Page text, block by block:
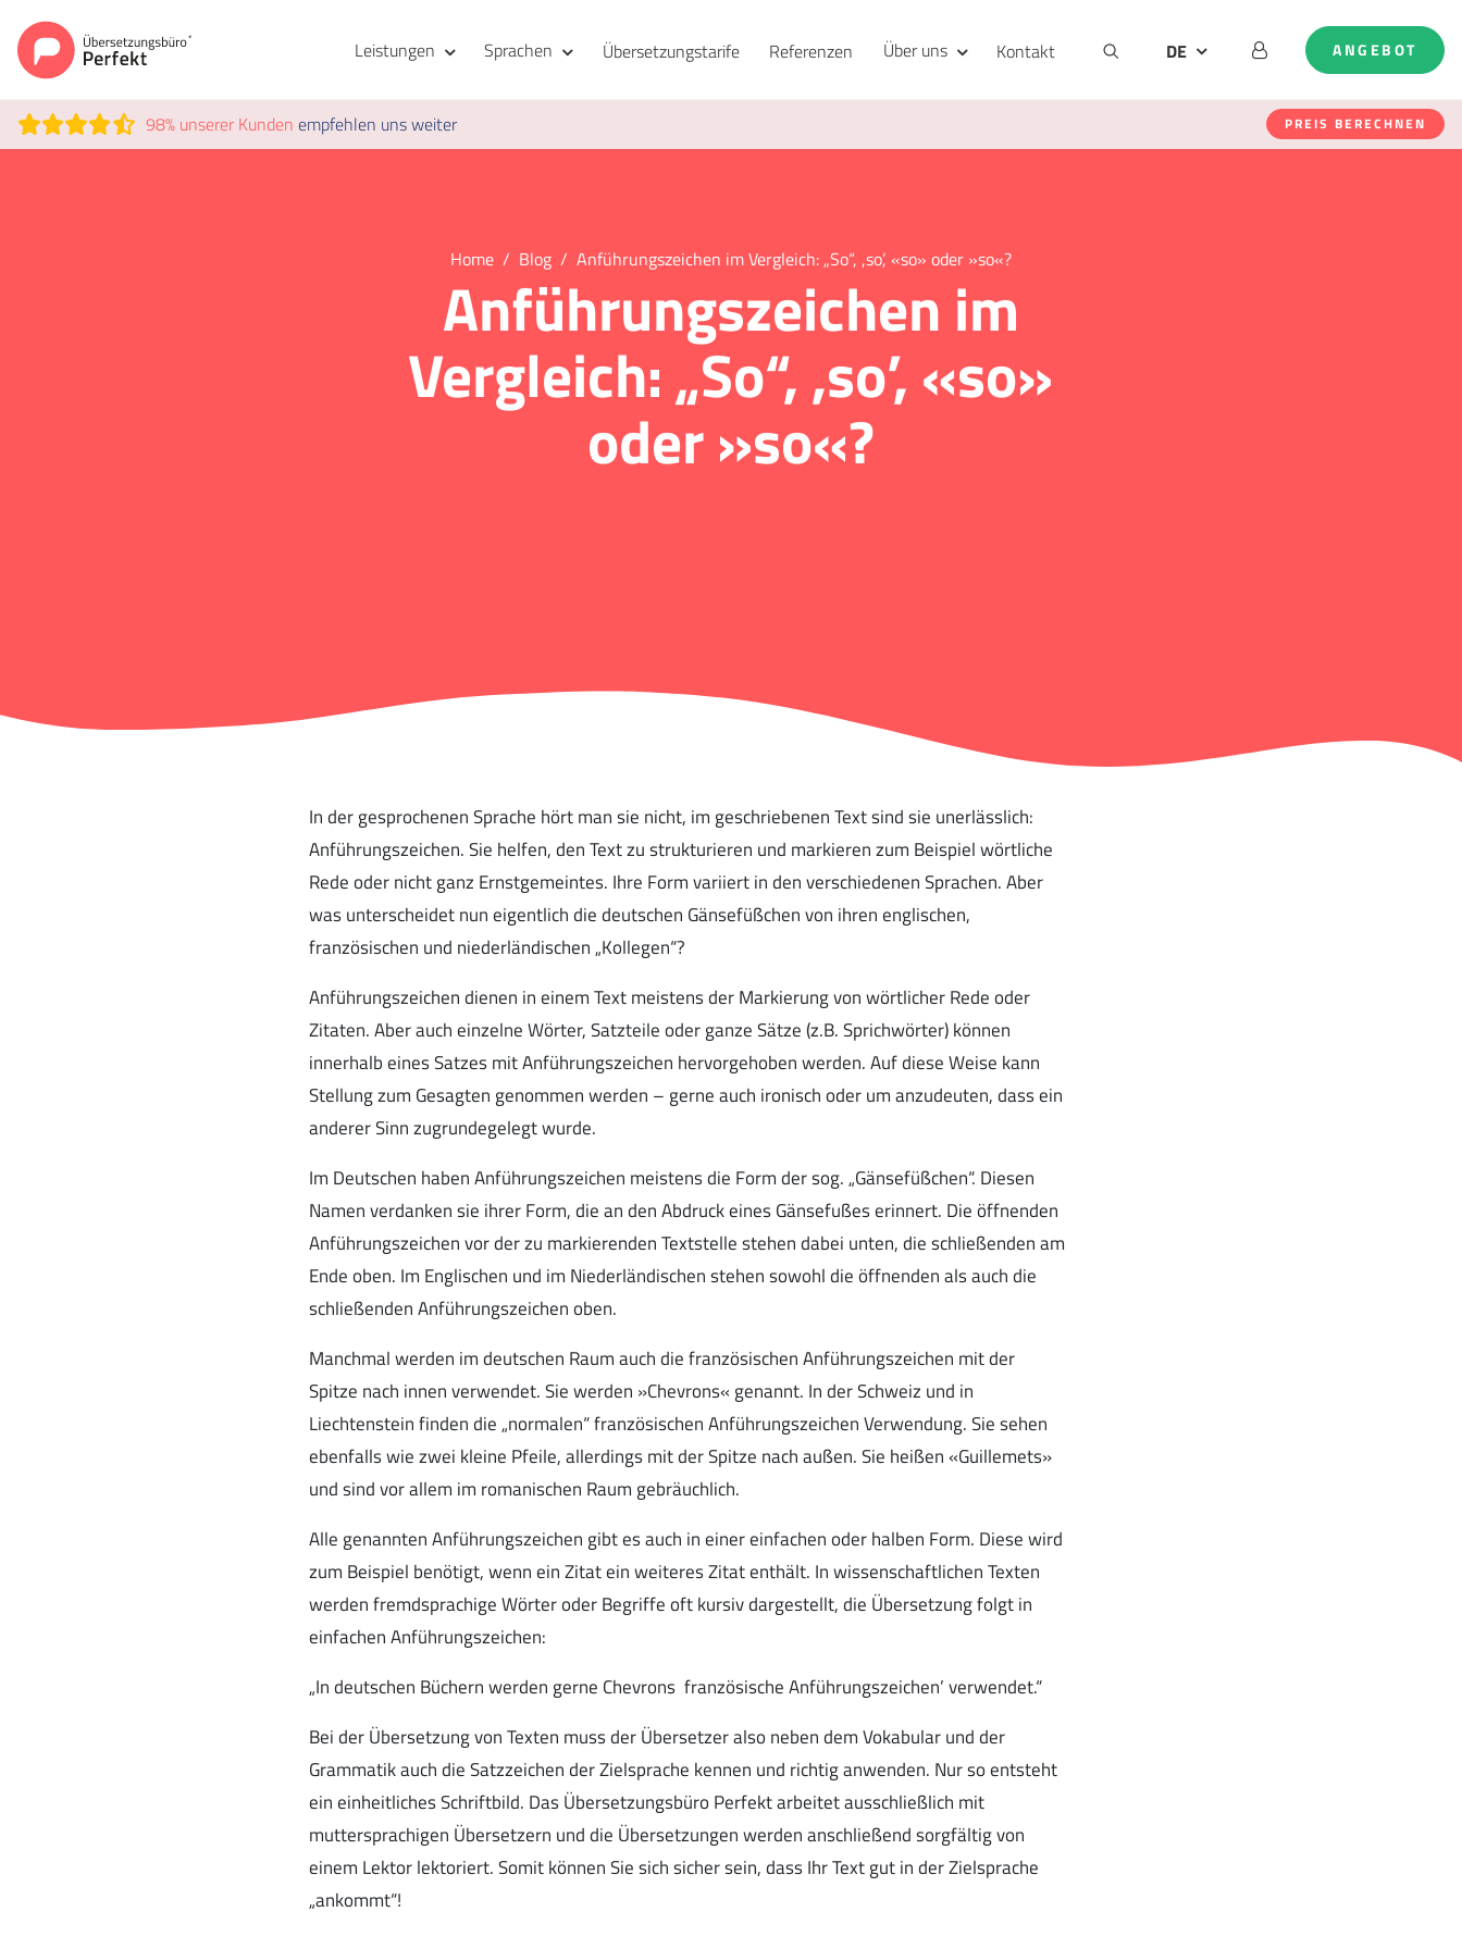
Leistungen Sprachen Übersetzungstarife Referenzen Über uns Kontakt
DE
NL
ANGEBOT
98% unserer Kunden empfehlen uns weiter PREIS BERECHNEN
Home Blog Anführungszeichen im Vergleich: „So“, ,so’, «so» oder »so«?
Anführungszeichen im
Vergleich: „So“, ,so’, «so»
oder »so«?
In der gesprochenen Sprache hört man sie nicht, im geschriebenen Text sind sie unerlässlich:
Anführungszeichen. Sie helfen, den Text zu strukturieren und markieren zum Beispiel wörtliche
Rede oder nicht ganz Ernstgemeintes. Ihre Form variiert in den verschiedenen Sprachen. Aber
was unterscheidet nun eigentlich die deutschen Gänsefüßchen von ihren englischen,
französischen und niederländischen „Kollegen“?
Anführungszeichen dienen in einem Text meistens der Markierung von wörtlicher Rede oder
Zitaten. Aber auch einzelne Wörter, Satzteile oder ganze Sätze (z.B. Sprichwörter) können
innerhalb eines Satzes mit Anführungszeichen hervorgehoben werden. Auf diese Weise kann
Stellung zum Gesagten genommen werden – gerne auch ironisch oder um anzudeuten, dass ein
anderer Sinn zugrundegelegt wurde.
Im Deutschen haben Anführungszeichen meistens die Form der sog. „Gänsefüßchen“. Diesen
Namen verdanken sie ihrer Form, die an den Abdruck eines Gänsefußes erinnert. Die öffnenden
Anführungszeichen vor der zu markierenden Textstelle stehen dabei unten, die schließenden am
Ende oben. Im Englischen und im Niederländischen stehen sowohl die öffnenden als auch die
schließenden Anführungszeichen oben.
Manchmal werden im deutschen Raum auch die französischen Anführungszeichen mit der
Spitze nach innen verwendet. Sie werden »Chevrons« genannt. In der Schweiz und in
Liechtenstein finden die „normalen“ französischen Anführungszeichen Verwendung. Sie sehen
ebenfalls wie zwei kleine Pfeile, allerdings mit der Spitze nach außen. Sie heißen «Guillemets»
und sind vor allem im romanischen Raum gebräuchlich.
Alle genannten Anführungszeichen gibt es auch in einer einfachen oder halben Form. Diese wird
zum Beispiel benötigt, wenn ein Zitat ein weiteres Zitat enthält. In wissenschaftlichen Texten
werden fremdsprachige Wörter oder Begriffe oft kursiv dargestellt, die Übersetzung folgt in
einfachen Anführungszeichen:
„In deutschen Büchern werden gerne Chevrons ‚französische Anführungszeichen’ verwendet.“
Bei der Übersetzung von Texten muss der Übersetzer also neben dem Vokabular und der
Grammatik auch die Satzzeichen der Zielsprache kennen und richtig anwenden. Nur so entsteht
ein einheitliches Schriftbild. Das Übersetzungsbüro Perfekt arbeitet ausschließlich mit
muttersprachigen Übersetzern und die Übersetzungen werden anschließend sorgfältig von
einem Lektor lektoriert. Somit können Sie sich sicher sein, dass Ihr Text gut in der Zielsprache
„ankommt“!